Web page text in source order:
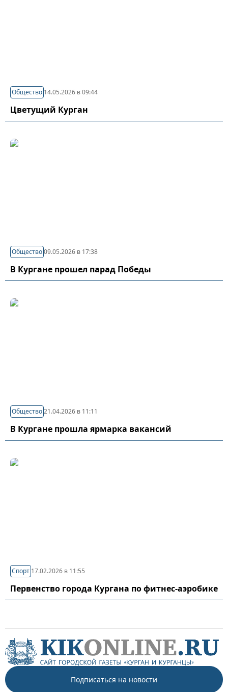
Общество 14.05.2026 в 09:44
Цветущий Курган
Общество09.05.2026 в 17:38
В Кургане прошел парад Победы
Общество21.04.2026 в 11:11
В Кургане прошла ярмарка вакансий
Спорт 17.02.2026 в 11:55
Первенство города Кургана по фитнес-аэробике
Подписаться на новости